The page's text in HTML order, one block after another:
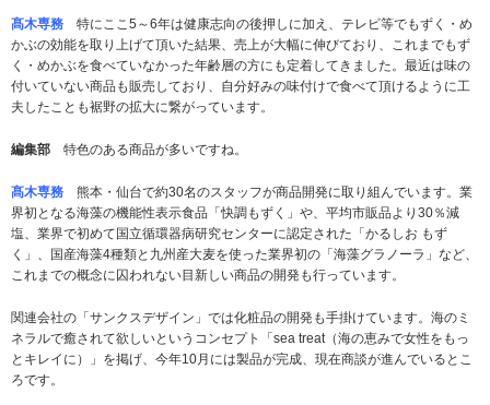
髙木専務 特にここ5～6年は健康志向の後押しに加え、テレビ等でもずく・め
かぶの効能を取り上げて頂いた結果、売上が大幅に伸びており、これまでもず
く・めかぶを食べていなかった年齢層の方にも定着してきました。最近は味の
付いていない商品も販売しており、自分好みの味付けで食べて頂けるように工
夫したことも裾野の拡大に繋がっています。
編集部 特色のある商品が多いですね。
髙木専務 熊本・仙台で約30名のスタッフが商品開発に取り組んでいます。業
界初となる海藻の機能性表示食品「快調もずく」や、平均市販品より30％減
塩、業界で初めて国立循環器病研究センターに認定された「かるしお もず
く」、国産海藻4種類と九州産大麦を使った業界初の「海藻グラノーラ」など、
これまでの概念に囚われない目新しい商品の開発も行っています。
関連会社の「サンクスデザイン」では化粧品の開発も手掛けています。海のミ
ネラルで癒されて欲しいというコンセプト「sea treat（海の恵みで女性をもっ
とキレイに）」を掲げ、今年10月には製品が完成、現在商談が進んでいるとこ
ろです。